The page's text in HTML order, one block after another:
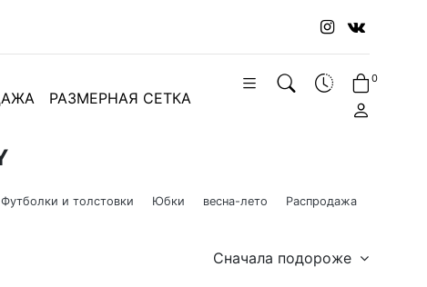
РАЗМЕРНАЯ СЕТКА
0
Футболки и толстовки Юбки весна-лето
Распродажа
Сначала подороже